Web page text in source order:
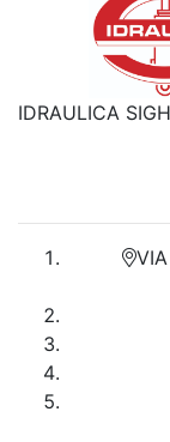
IDRAULICA